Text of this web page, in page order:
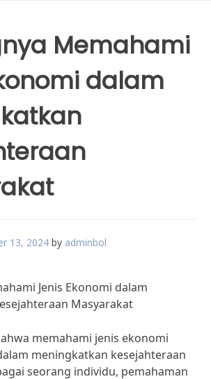
Memahami
dalam
13, 2024 by adminbol
Jenis Ekonomi dalam
Masyarakat
memahami jenis ekonomi
meningkatkan kesejahteraan
seorang individu, pemahaman